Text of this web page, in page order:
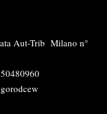
Aut-Trib Milano n°